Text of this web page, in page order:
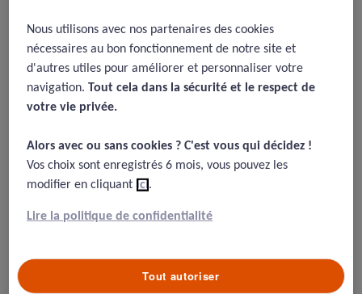
properties, benchmarking data,
and emerging research
17/08/2015
Sexton JB, Helmreich RL, Neilands TB, “et al.”(2006) The Safety
data, and emerging research. BMC Health Serv Res 3;6:44
Résumé
Article présentant le SAQ, le questionnaire d’évaluation
des cultures dérivé assez directement des travaux de la
Nous utilisons avec nos partenaires des cookies
nécessaires au bon fonctionnement de notre site et
d'autres utiles pour améliorer et personnaliser votre
navigation.Tout cela dans la sécurité et le respect de
votre vie privée.​
Alors avec ou sans cookies ? C'est vous qui décidez !​
Vos choix sont enregistrés 6 mois, vous pouvez les
modifier en cliquant ici.
Lire la politique de confidentialité
Tout autoriser